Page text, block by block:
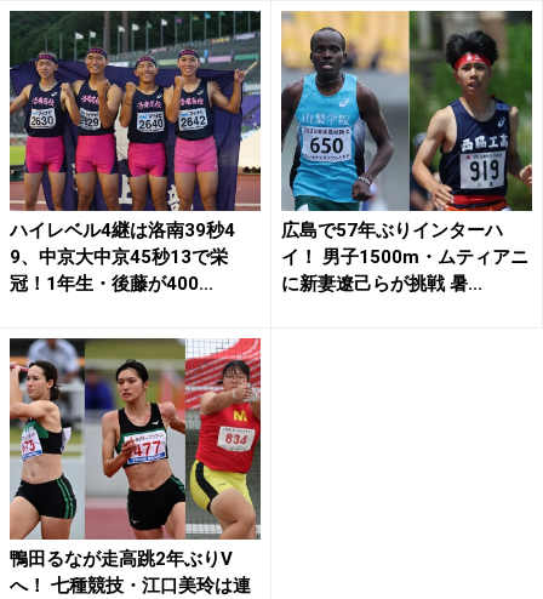
ハイレベル4継は洛南39秒4
9、中京大中京45秒13で栄
冠！1年生・後藤が400...
広島で57年ぶりインターハ
イ！ 男子1500m・ムティアニ
に新妻遼己らが挑戦 暑...
鴨田るなが走高跳2年ぶりV
へ！ 七種競技・江口美玲は連